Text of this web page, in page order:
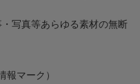
写真等あらゆる素材の無断
報マーク）